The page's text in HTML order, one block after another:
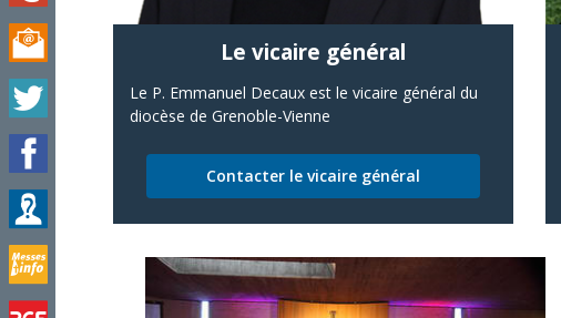
Le vicaire général
Le P. Emmanuel Decaux est le vicaire général du
diocèse de Grenoble-Vienne
Contacter le vicaire général